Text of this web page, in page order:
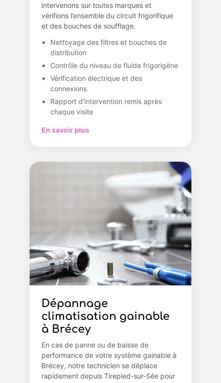
intervenons sur toutes marques et
vérifions l’ensemble du circuit frigorifique
et des bouches de soufflage.
Nettoyage des filtres et bouches de
distribution
Contrôle du niveau de fluide frigorigène
Vérification électrique et des
connexions
Rapport d’intervention remis après
chaque visite
En savoir plus
Dépannage
climatisation gainable
à Brécey
En cas de panne ou de baisse de
performance de votre système gainable à
Brécey, notre technicien se déplace
rapidement depuis Tirepied-sur-Sée pour